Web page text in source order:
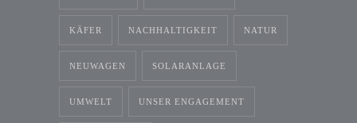
KÄFER NACHHALTIGKEIT NATUR
NEUWAGEN SOLARANLAGE
UMWELT UNSER ENGAGEMENT